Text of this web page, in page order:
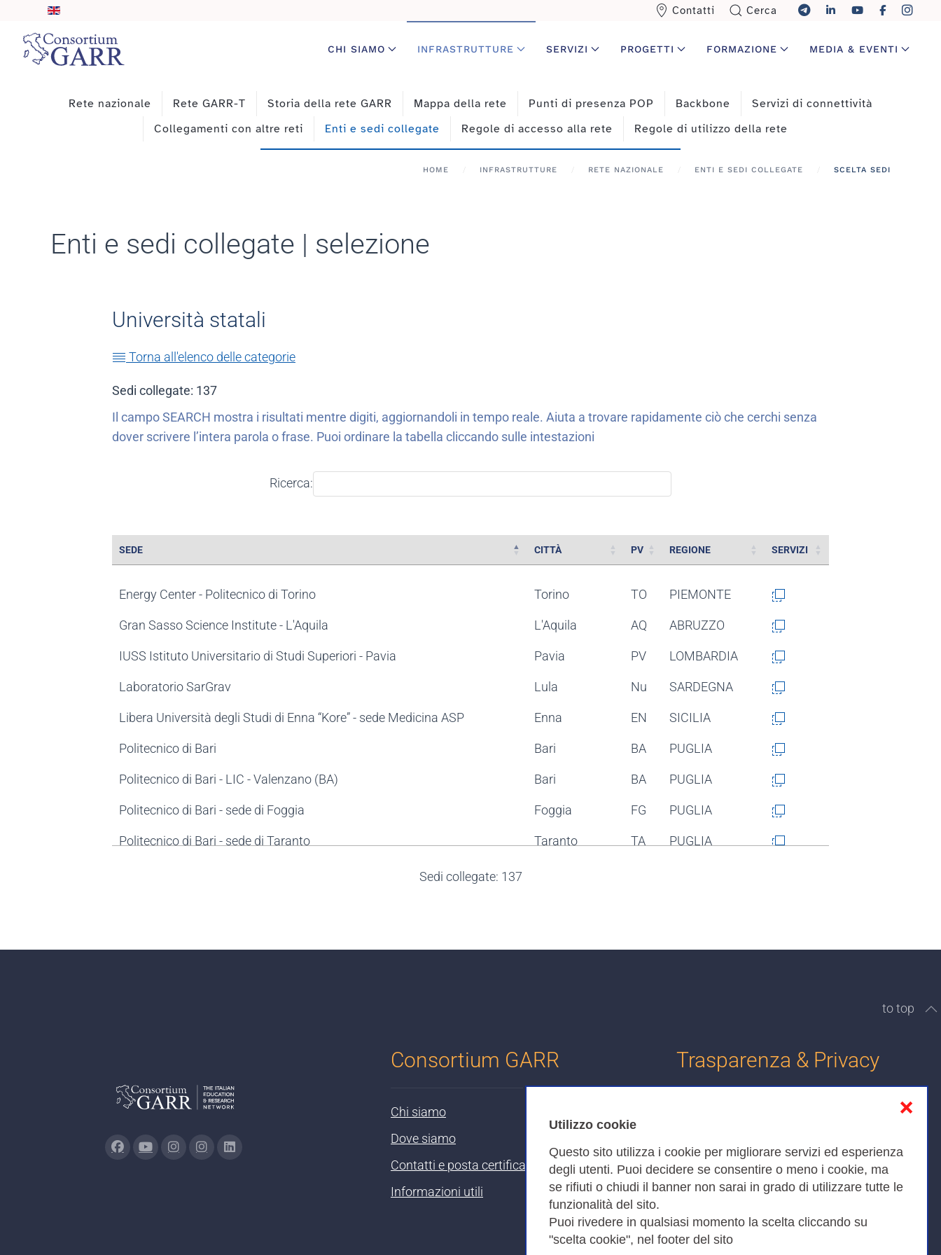
Utilizzo cookie
Questo sito utilizza i cookie per migliorare servizi ed esperienza
degli utenti. Puoi decidere se consentire o meno i cookie, ma
se rifiuti o chiudi il banner non sarai in grado di utilizzare tutte le
funzionalità del sito.
Puoi rivedere in qualsiasi momento la scelta cliccando su
"scelta cookie", nel footer del sito
❌
Skip to main content
Contatti Cerca
CHI SIAMO INFRASTRUTTURE SERVIZI PROGETTI FORMAZIONE MEDIA & EVENTI
Rete nazionale Rete GARR-T Storia della rete GARR Mappa della rete Punti di presenza POP Backbone
Servizi di connettività
Collegamenti con altre reti
Enti e sedi collegate Regole di accesso alla rete Regole di utilizzo della rete
HOME INFRASTRUTTURE RETE NAZIONALE ENTI E SEDI COLLEGATE SCELTA SEDI
Enti e sedi collegate | selezione
Università statali
Torna all'elenco delle categorie
Sedi collegate: 137
Il campo SEARCH mostra i risultati mentre digiti, aggiornandoli in tempo reale. Aiuta a trovare rapidamente ciò che cerchi senza
dover scrivere l’intera parola o frase. Puoi ordinare la tabella cliccando sulle intestazioni
Ricerca:
SEDE CITTÀ PV REGIONE SERVIZI
CITTÀ SERVIZI
Energy Center - Politecnico di Torino Torino TO PIEMONTE
Gran Sasso Science Institute - L'Aquila L'Aquila AQ ABRUZZO
IUSS Istituto Universitario di Studi Superiori - Pavia Pavia PV LOMBARDIA
Laboratorio SarGrav Lula Nu SARDEGNA
Libera Università degli Studi di Enna “Kore” - sede Medicina ASP Enna EN SICILIA
Politecnico di Bari Bari BA PUGLIA
Politecnico di Bari - LIC - Valenzano (BA) Bari BA PUGLIA
Politecnico di Bari - sede di Foggia Foggia FG PUGLIA
Politecnico di Bari - sede di Taranto Taranto TA PUGLIA
Milano LOMBARDIA
Politecnico di Milano - sede di Piacenza
EMILIA
Politecnico di Torino
Politecnico di Torino - sede secondaria di Torino - Corso Trento Torino TO PIEMONTE
Roma RM
Roma RM LAZIO
Sedi collegate: 137
to top
Consortium GARR
Chi siamo
Dove siamo
Contatti e posta certificata
Informazioni utili
Trasparenza & Privacy
Amministrazione trasparente
Bandi di Gara